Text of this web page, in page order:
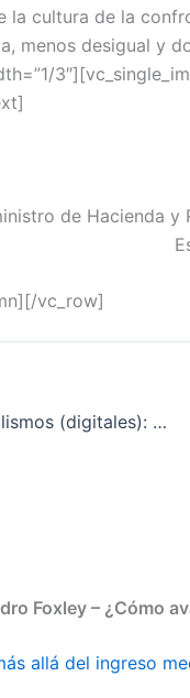
la cultura de la
menos desigual y
de Hacienda
vc_row]
Claudio Elórtegui G. – Populismos (digitales): un fenómeno comunicacional
Foxley – ¿Cómo
allá del ingreso